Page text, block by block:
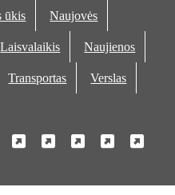
ūkis Naujovės
Laisvalaikis Naujienos
Transportas Verslas
Naujienos
NT Sportas